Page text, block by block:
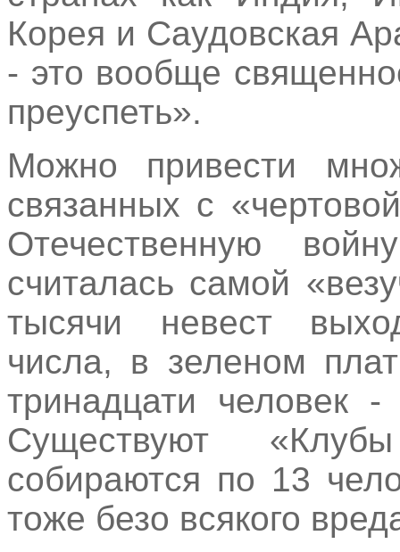
Корея и Саудовская
- это вообще
преуспеть».
Можно привести
связанных с
Отечественную
считалась самой
тысячи невест
числа, в зеленом
тринадцати человек
Существуют
собираются по 13
тоже безо всякого